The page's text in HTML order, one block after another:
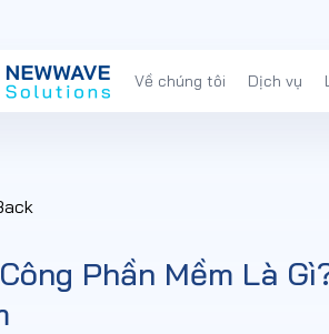
Về chúng tôi Dịch vụ
Phần Mềm Là